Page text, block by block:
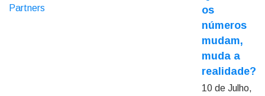
os
números
mudam,
muda a
realidade?
10 de Julho,